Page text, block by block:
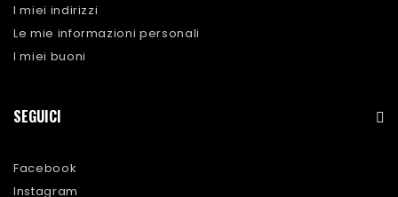
I miei indirizzi
Le mie informazioni personali
I miei buoni
SEGUICI
Facebook
Instagram